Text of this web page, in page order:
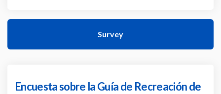
Survey
Encuesta sobre la Guía de Recreación de